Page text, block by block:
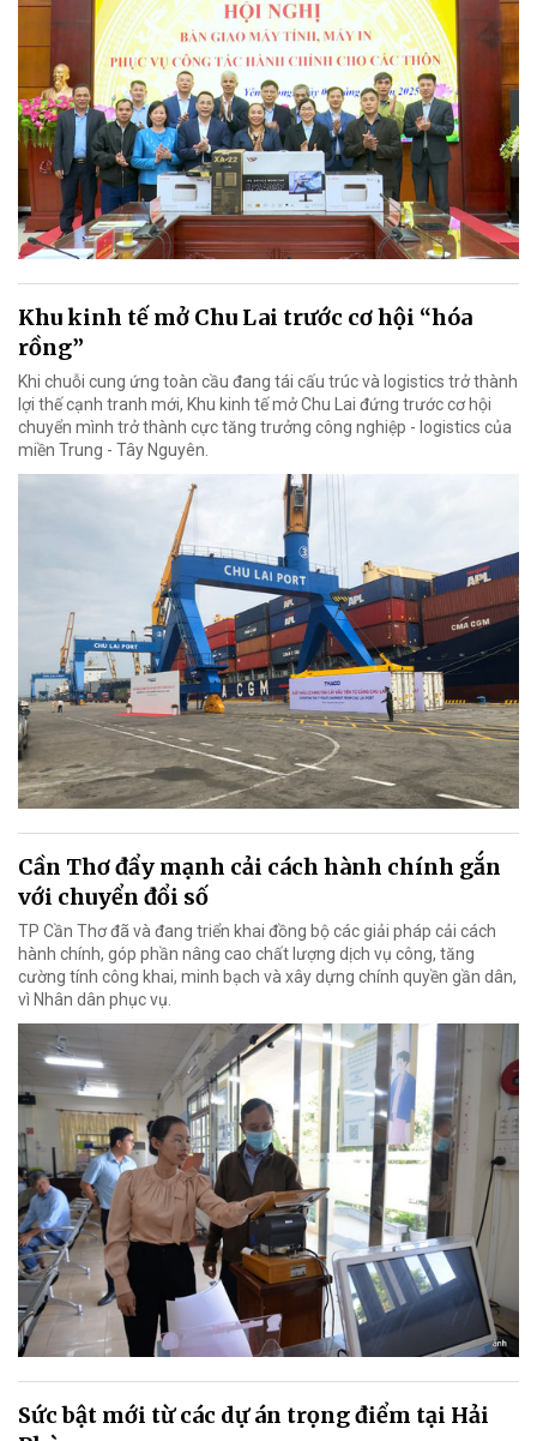
Khu kinh tế mở Chu Lai trước cơ hội “hóa
rồng”
Khi chuỗi cung ứng toàn cầu đang tái cấu trúc và logistics trở thành
lợi thế cạnh tranh mới, Khu kinh tế mở Chu Lai đứng trước cơ hội
chuyển mình trở thành cực tăng trưởng công nghiệp - logistics của
miền Trung - Tây Nguyên.
Cần Thơ đẩy mạnh cải cách hành chính gắn
với chuyển đổi số
TP Cần Thơ đã và đang triển khai đồng bộ các giải pháp cải cách
hành chính, góp phần nâng cao chất lượng dịch vụ công, tăng
cường tính công khai, minh bạch và xây dựng chính quyền gần dân,
vì Nhân dân phục vụ.
Sức bật mới từ các dự án trọng điểm tại Hải